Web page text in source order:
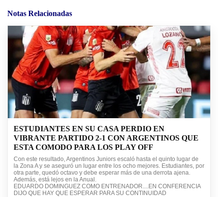
Notas Relacionadas
ESTUDIANTES EN SU CASA PERDIO EN
VIBRANTE PARTIDO 2-1 CON ARGENTINOS QUE
ESTA COMODO PARA LOS PLAY OFF
Con este resultado, Argentinos Juniors escaló hasta el quinto lugar de
la Zona A y se aseguró un lugar entre los ocho mejores. Estudiantes, por
otra parte, quedó octavo y debe esperar más de una derrota ajena.
Además, está lejos en la Anual.
EDUARDO DOMINGUEZ COMO ENTRENADOR....EN CONFERENCIA
DIJO QUE HAY QUE ESPERAR PARA SU CONTINUIDAD